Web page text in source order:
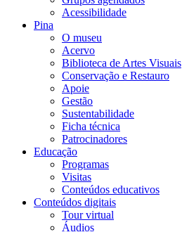
Acessibilidade
Pina
O museu
Acervo
Biblioteca de Artes Visuais
Conservação e Restauro
Apoie
Gestão
Sustentabilidade
Ficha técnica
Patrocinadores
Educação
Programas
Visitas
Conteúdos educativos​
Conteúdos digitais
Tour virtual
Áudios